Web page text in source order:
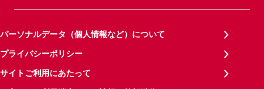
パーソナルデータ（個人情報など）について
プライバシーポリシー
サイトご利用にあたって